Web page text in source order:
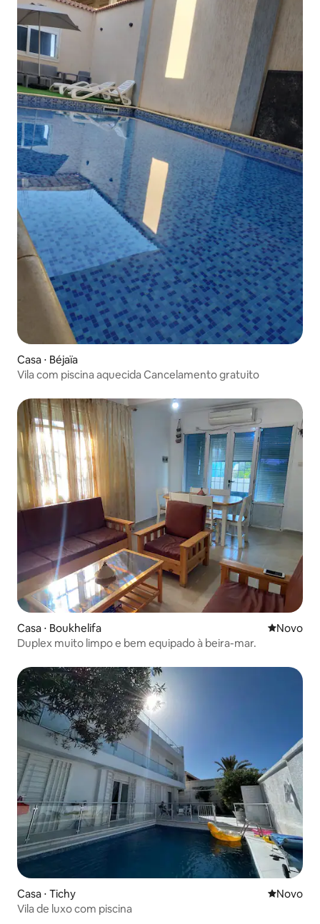
Casa ⋅ Béjaïa
Vila com piscina aquecida Cancelamento gratuito
Casa ⋅ Boukhelifa Novo
Novo
Duplex muito limpo e bem equipado à beira-mar.
Casa ⋅ Tichy Novo
Novo
Vila de luxo com piscina